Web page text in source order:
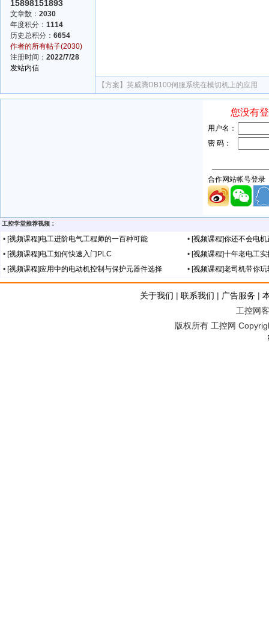
15898151893
文章数： 2030
年度积分： 1114
历史总积分： 6654
作者的所有帖子(2030)
注册时间： 2022/7/28
发站内信
【方案】 英威腾DB100伺服系统在模切机上的应用
工控学堂推荐视频：
• [视频课程]电工进阶电气工程师的一百种可能 • [视频课程]你还不会电
• [视频课程]电工如何快速入门PLC • [视频课程]十年老电工
• [视频课程]应用中的电动机控制与保护元器件选择 • [视频课程]老司机带你
关于我们 | 联系我们 | 广告服务 |
工控网
版权所有 工控网